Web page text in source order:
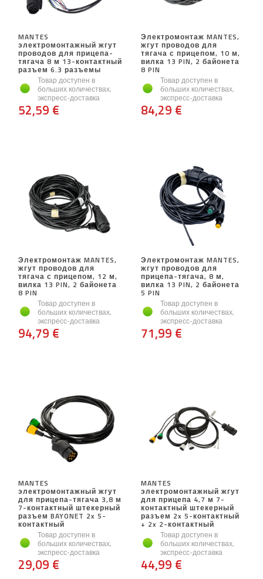
MANTES
электромонтажный жгут
проводов для прицепа-
тягача 8 м 13-контактный
разъем 6.3 разъемы
Товар доступен в
больших количествах,
экспресс-доставка
52,59 €
Электромонтаж MANTES,
жгут проводов для
тягача с прицепом, 10 м,
вилка 13 PIN, 2 байонета
8 PIN
Товар доступен в
больших количествах,
экспресс-доставка
84,29 €
Электромонтаж MANTES,
жгут проводов для
тягача с прицепом, 12 м,
вилка 13 PIN, 2 байонета
8 PIN
Товар доступен в
больших количествах,
экспресс-доставка
94,79 €
Электромонтаж MANTES,
жгут проводов для
прицепа-тягача, 8 м,
вилка 13 PIN, 2 байонета
5 PIN
Товар доступен в
больших количествах,
экспресс-доставка
71,99 €
MANTES
электромонтажный жгут
для прицепа-тягача 3,8 м
7-контактный штекерный
разъем BAYONET 2x 5-
контактный
Товар доступен в
больших количествах,
экспресс-доставка
29,09 €
MANTES
электромонтажный жгут
для прицепа 4,7 м 7-
контактный штекерный
разъем 2x 5-контактный
+ 2x 2-контактный
Товар доступен в
больших количествах,
экспресс-доставка
44,99 €